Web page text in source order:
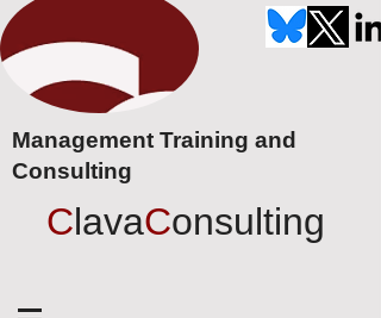
Management Training and
Consulting
ClavaConsulting